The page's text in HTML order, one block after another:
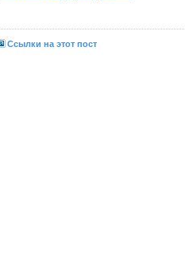
Ссылки на этот пост